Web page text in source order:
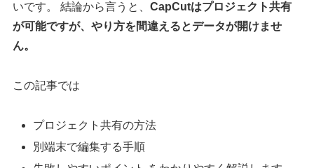
いです。 結論から言うと、CapCutはプロジェクト共有
が可能ですが、やり方を間違えるとデータが開けませ
ん。
この記事では
プロジェクト共有の方法
別端末で編集する手順